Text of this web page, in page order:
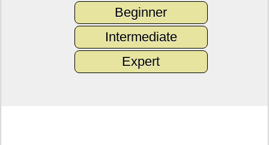
Beginner
Intermediate
Expert